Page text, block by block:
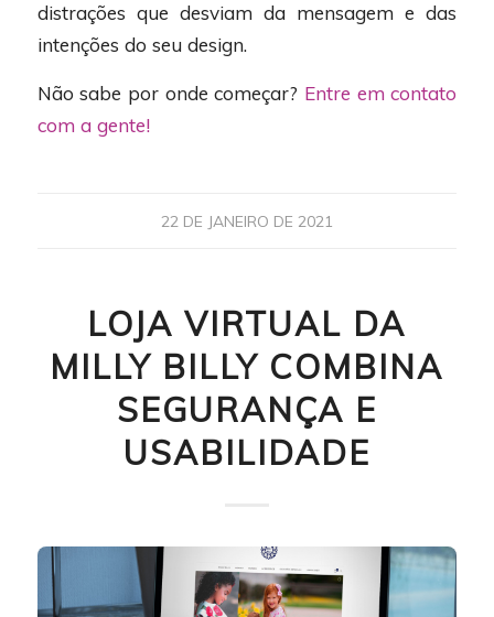
distrações que desviam da mensagem e das
intenções do seu design.
Não sabe por onde começar? Entre em contato
com a gente!
22 DE JANEIRO DE 2021
LOJA VIRTUAL DA
MILLY BILLY COMBINA
SEGURANÇA E
USABILIDADE